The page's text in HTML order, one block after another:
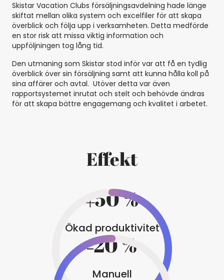
Effekt
50 %
Ökad produktivitet
20 %
Manuell
Skistar Vacation Clubs försäljningsavdelning hade länge
skiftat mellan olika system och excelfiler för att skapa
överblick och följa upp i verksamheten. Detta medförde
en stor risk att missa viktig information och
uppföljningen tog lång tid.
Den utmaning som Skistar stod inför var att få en tydlig
överblick över sin försäljning samt att kunna hålla koll på
sina affärer och avtal. Utöver detta var även
rapportsystemet inrutat och stelt och behövde ändras
för att skapa bättre engagemang och kvalitet i arbetet.